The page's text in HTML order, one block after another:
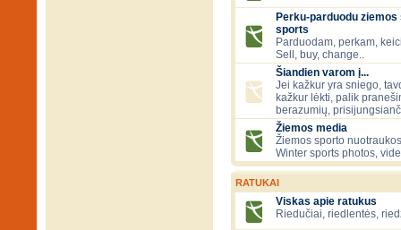
Perku-parduodu
sports
Parduodam, perkam,
Sell, buy, change..
Šiandien varom į...
Jei kažkur yra sniego,
kažkur lėkti, palik
berazumių,
Žiemos media
Žiemos sporto
Winter sports photos,
RATUKAI
Viskas apie ratukus
Riedučiai, riedlentės,